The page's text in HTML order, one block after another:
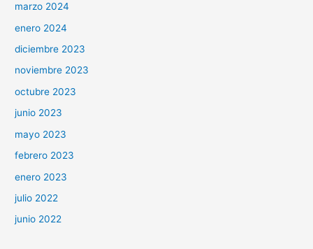
marzo 2024
enero 2024
diciembre 2023
noviembre 2023
octubre 2023
junio 2023
mayo 2023
febrero 2023
enero 2023
julio 2022
junio 2022